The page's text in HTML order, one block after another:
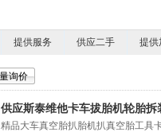
提供服务 供应二手 提供
供应斯泰维他卡车拔胎机轮胎拆
精品大车真空胎扒胎机扒真空胎工具